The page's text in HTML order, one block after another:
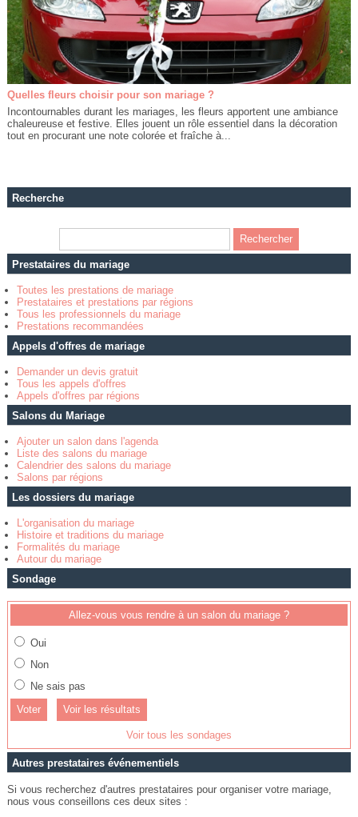
Quelles fleurs choisir pour son mariage ?
Incontournables durant les mariages, les fleurs apportent une ambiance
chaleureuse et festive. Elles jouent un rôle essentiel dans la décoration
tout en procurant une note colorée et fraîche à...
Recherche
Prestataires du mariage
Toutes les prestations de mariage
Prestataires et prestations par régions
Tous les professionnels du mariage
Prestations recommandées
Appels d'offres de mariage
Demander un devis gratuit
Tous les appels d'offres
Appels d'offres par régions
Salons du Mariage
Ajouter un salon dans l'agenda
Liste des salons du mariage
Calendrier des salons du mariage
Salons par régions
Les dossiers du mariage
L'organisation du mariage
Histoire et traditions du mariage
Formalités du mariage
Autour du mariage
Sondage
Allez-vous vous rendre à un salon du mariage ?
Oui
Non
Ne sais pas
Voir les résultats
Voir tous les sondages
Autres prestataires événementiels
Si vous recherchez d'autres prestataires pour organiser votre mariage,
nous vous conseillons ces deux sites :